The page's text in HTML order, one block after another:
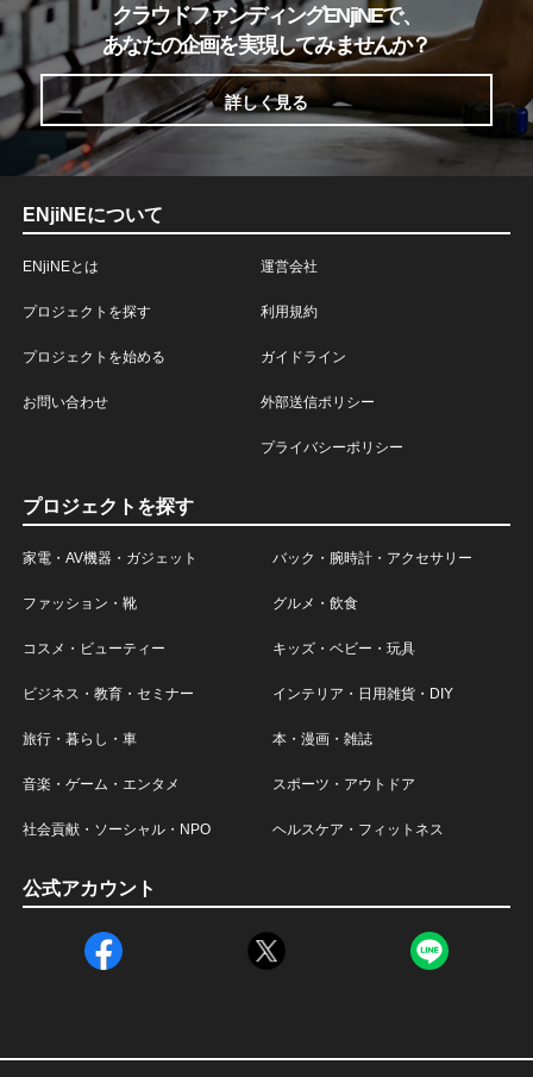
クラウドファンディングENjiNEで、
あなたの企画を実現してみませんか？
詳しく見る
ENjiNEについて
ENjiNEとは
プロジェクトを探す
プロジェクトを始める
お問い合わせ
運営会社
利用規約
ガイドライン
外部送信ポリシー
プライバシーポリシー
プロジェクトを探す
家電・AV機器・ガジェット バック・腕時計・アクセサリー
ファッション・靴 グルメ・飲食
コスメ・ビューティー キッズ・ベビー・玩具
ビジネス・教育・セミナー インテリア・日用雑貨・DIY
旅行・暮らし・車 本・漫画・雑誌
音楽・ゲーム・エンタメ スポーツ・アウトドア
社会貢献・ソーシャル・NPO ヘルスケア・フィットネス
公式アカウント